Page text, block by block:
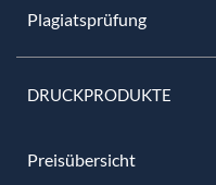
Plagiatsprüfung
DRUCKPRODUKTE
Preisübersicht